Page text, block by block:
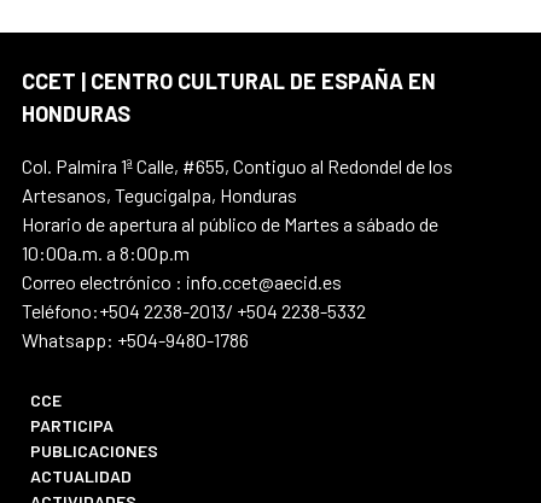
CCET | CENTRO CULTURAL DE ESPAÑA EN
HONDURAS
Col. Palmira 1ª Calle, #655, Contiguo al Redondel de los
Artesanos, Tegucigalpa, Honduras
Horario de apertura al público de Martes a sábado de
10:00a.m. a 8:00p.m
Correo electrónico : info.ccet@aecid.es
Teléfono:+504 2238-2013/ +504 2238-5332
Whatsapp: +504-9480-1786
CCE
PARTICIPA
PUBLICACIONES
ACTUALIDAD